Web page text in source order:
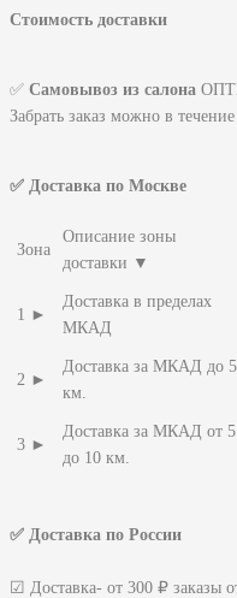
Стоимость доставки
✅ Самовывоз из салона
Забрать заказ можно в
✅ Доставка по Москве
Зона
Описание зоны
доставки ▼
1 ►
Доставка в пределах
МКАД
2 ►
Доставка за МКАД до 5
км.
3 ►
Доставка за МКАД от 5
до 10 км.
✅ Доставка по России
☑ Доставка- от 300 ₽ заказы